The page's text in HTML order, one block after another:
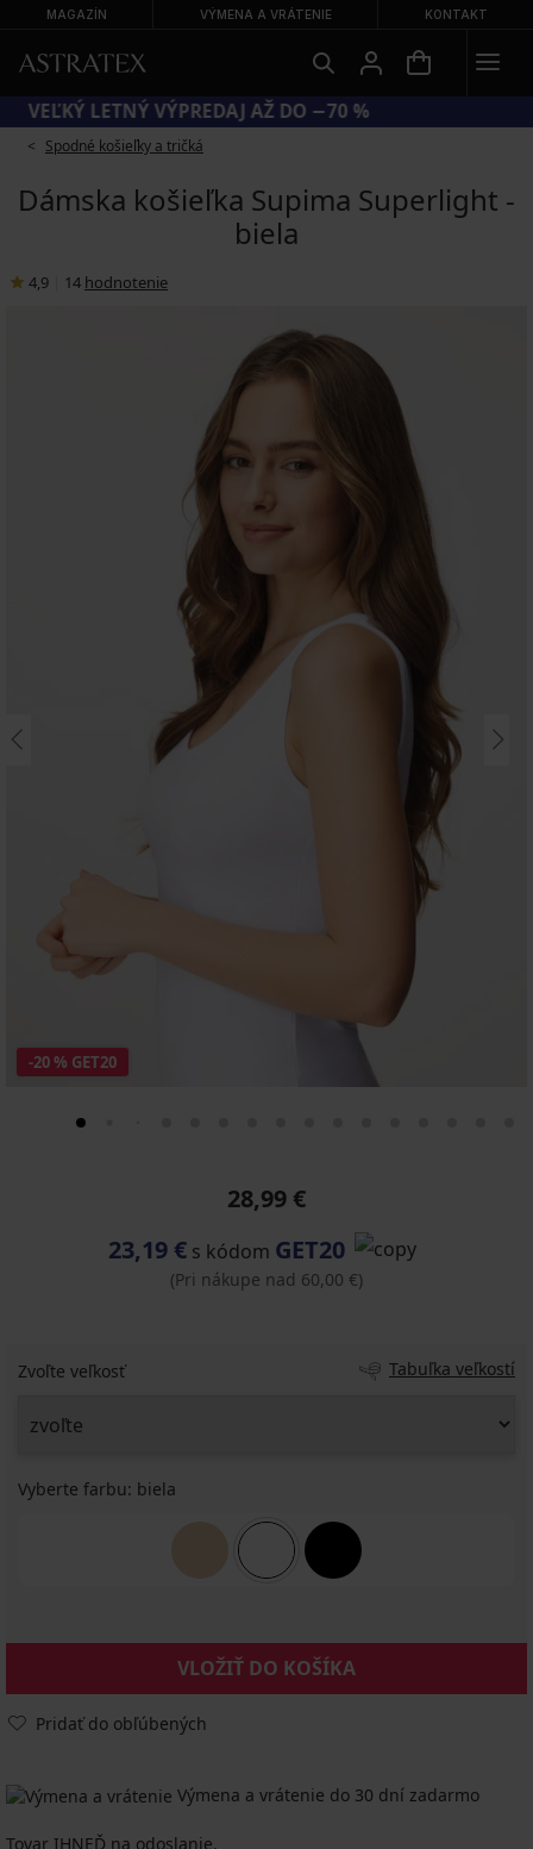
MAGAZÍN VÝMENA A VRÁTENIE KONTAKT
VEĽKÝ LETNÝ VÝPREDAJ AŽ DO −70 %
Spodné košieľky a tričká
Dámska košieľka Supima Superlight -
biela
4,9 14 hodnotenie
-20 % GET20
28,99 €
23,19 €s kódom GET20
(Pri nákupe nad 60,00 €)
Zvoľte veľkosť Tabuľka veľkostí
Vyberte farbu: biela
VLOŽIŤ DO KOŠÍKA
Pridať do obľúbených
Výmena a vrátenie do 30 dní zadarmo
Tovar IHNEĎ na odoslanie.